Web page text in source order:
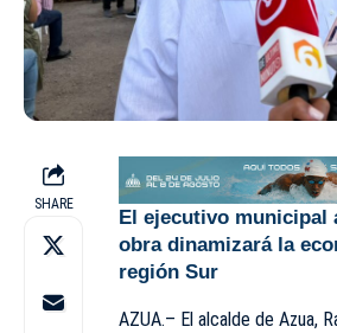
SHARE
El ejecutivo municipal
obra dinamizará la
región Sur
AZUA.– El alcalde de Azua,